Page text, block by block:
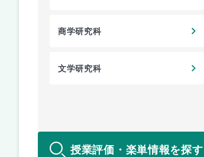
商学研究科
文学研究科
授業評価・楽単情報を探す